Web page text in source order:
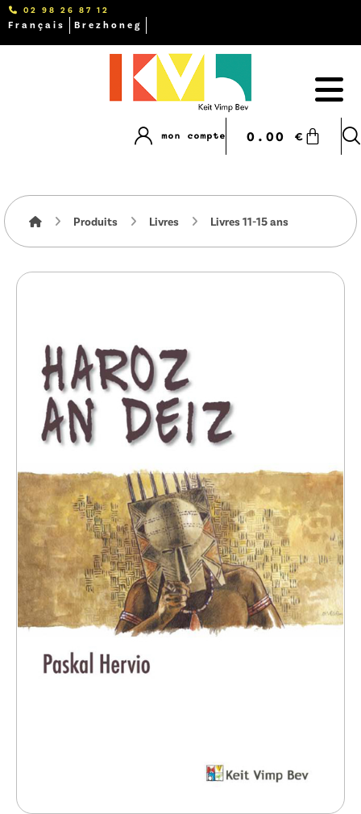
Français Brezhoneg
02 98 26 87 12
0.00 €
mon compte
Produits Livres Livres 11-15 ans